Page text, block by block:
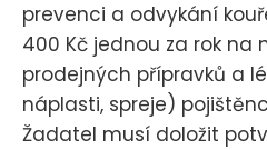
prevenci a odvykání
400 Kč jednou za rok na
prodejných přípravků a
náplasti, spreje)
Žadatel musí doložit